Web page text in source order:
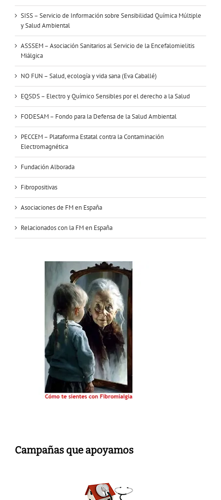
SISS – Servicio de Información sobre Sensibilidad Química Múltiple
y Salud Ambiental
ASSSEM – Asociación Sanitarios al Servicio de la Encefalomielitis
Miálgica
NO FUN – Salud, ecología y vida sana (Eva Caballé)
EQSDS – Electro y Químico Sensibles por el derecho a la Salud
FODESAM – Fondo para la Defensa de la Salud Ambiental
PECCEM – Plataforma Estatal contra la Contaminación
Electromagnética
Fundación Alborada
Fibropositivas
Asociaciones de FM en España
Relacionados con la FM en España
Campañas que apoyamos